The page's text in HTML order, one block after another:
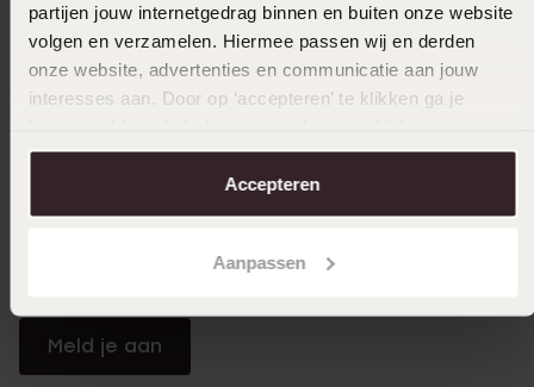
partijen jouw internetgedrag binnen en buiten onze website
volgen en verzamelen. Hiermee passen wij en derden
onze website, advertenties en communicatie aan jouw
interesses aan. Door op ‘accepteren’ te klikken ga je
aanpassen. Lees er meer over in onscookiebeleid.
Accepteren
Aanpassen
Over Lucardi
Word member en ontvang altijd minimaal 10% korting
Meld je aan